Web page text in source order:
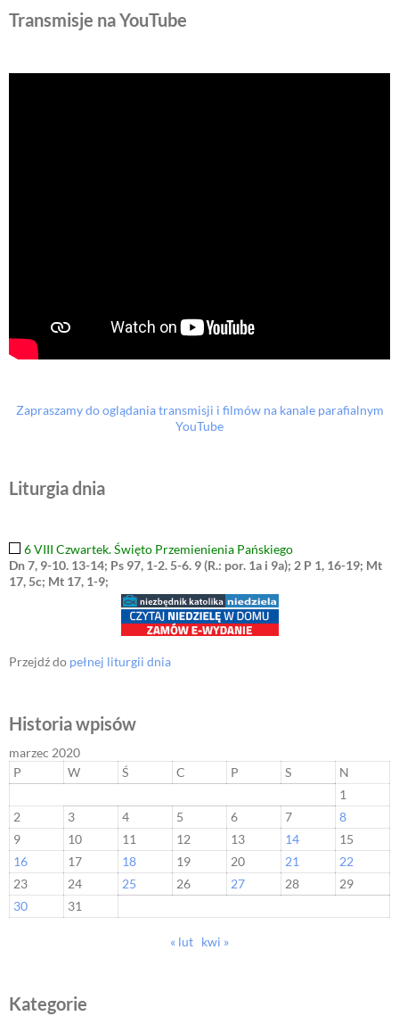
Transmisje na YouTube
Zapraszamy do oglądania transmisji i filmów na kanale parafialnym
YouTube
Liturgia dnia
6 VIII Czwartek. Święto Przemienienia Pańskiego
Dn 7, 9-10. 13-14; Ps 97, 1-2. 5-6. 9 (R.: por. 1a i 9a); 2 P 1, 16-19; Mt
17, 5c; Mt 17, 1-9;
Przejdź do pełnej liturgii dnia
Historia wpisów
marzec 2020
P
W Ś C P S
N
1
2
3 4 5 6 7
8
9
10 11 12 13 14
15
16
17 18 19 20 21
22
23
24 25 26 27 28
29
30
31
« lut kwi »
Kategorie